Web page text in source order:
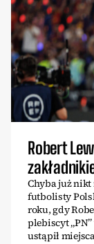
Robert
Chyba już nikt
futbolisty
roku, gdy
plebiscyt
ustąpił